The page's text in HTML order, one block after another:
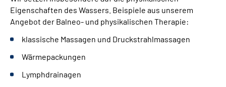
Eigenschaften des Wassers. Beispiele aus unserem
Angebot der Balneo- und physikalischen Therapie:
klassische Massagen und Druckstrahlmassagen
Wärmepackungen
Lymphdrainagen